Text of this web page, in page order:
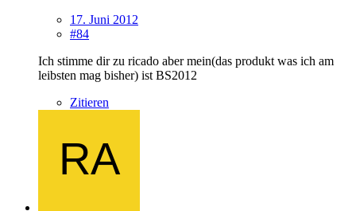
17. Juni 2012
#84
Ich stimme dir zu ricado aber mein(das produkt was ich am
leibsten mag bisher) ist BS2012
Zitieren